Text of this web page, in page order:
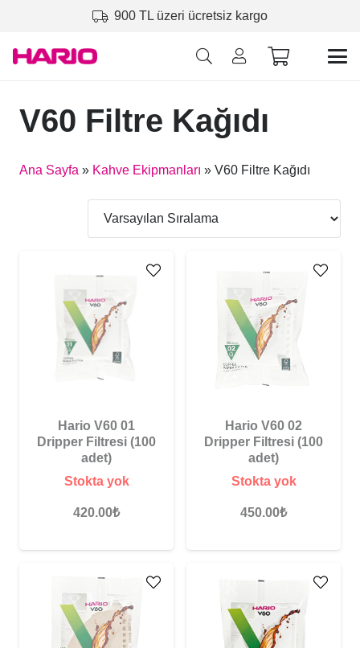
900 TL üzeri ücretsiz kargo
V60 Filtre Kağıdı
Ana Sayfa » Kahve Ekipmanları » V60 Filtre Kağıdı
Hario V60 01
Dripper Filtresi (100
adet)
Stokta yok
420.00₺
Hario V60 02
Dripper Filtresi (100
adet)
Stokta yok
450.00₺